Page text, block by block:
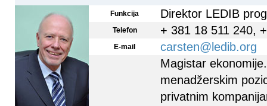
Funkcija Direktor LEDIB
Telefon + 381 18 511 240,
E-mail carsten@ledib.org
Magistar
menadžerskim
privatnim